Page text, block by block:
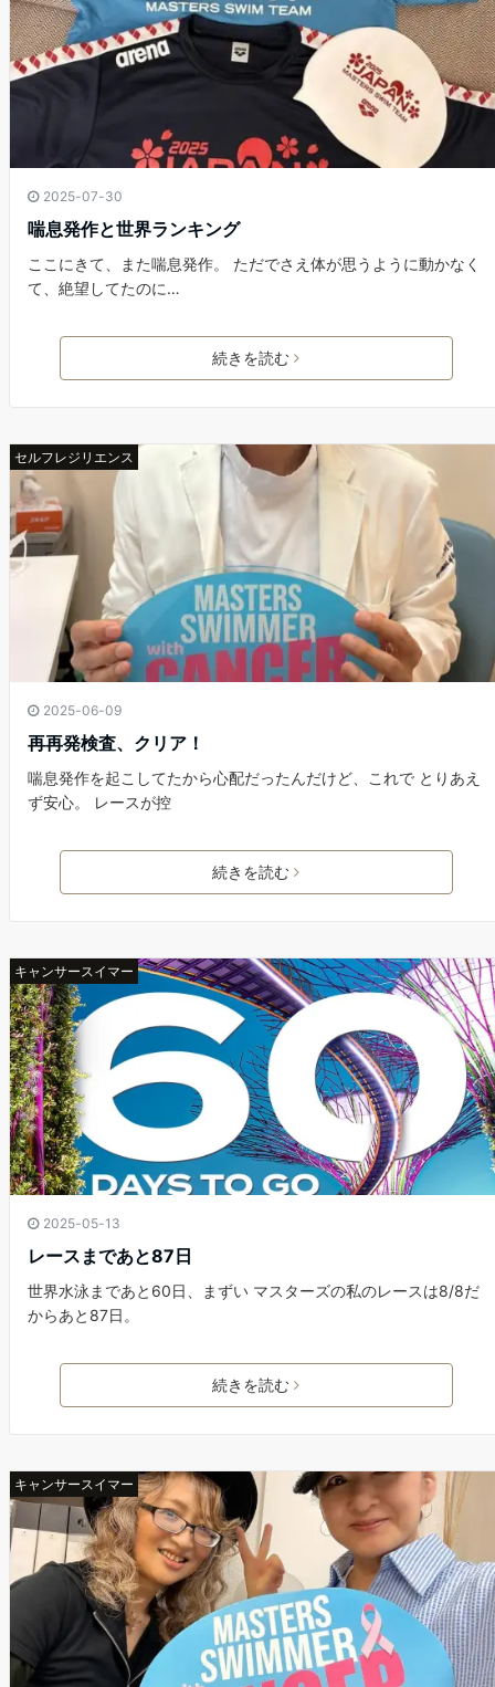
2025-07-30
喘息発作と世界ランキング
ここにきて、また喘息発作。 ただでさえ体が思うように動かなく
て、絶望してたのに…
続きを読む
セルフレジリエンス
2025-06-09
再再発検査、クリア！
喘息発作を起こしてたから心配だったんだけど、これで とりあえ
ず安心。 レースが控
続きを読む
キャンサースイマー
2025-05-13
レースまであと87日
世界水泳まであと60日、まずい マスターズの私のレースは8/8だ
からあと87日。
続きを読む
キャンサースイマー